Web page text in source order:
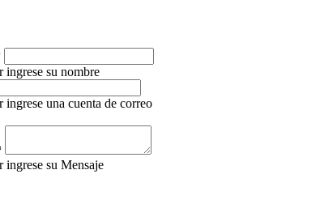
ingrese su nombre
ingrese una cuenta de correo
ingrese su Mensaje